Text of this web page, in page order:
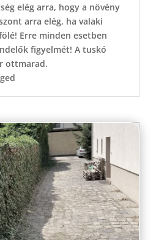
elég arra, hogy a növény
arra elég, ha valaki
Erre minden esetben
figyelmét! A tuskó
ottmarad.